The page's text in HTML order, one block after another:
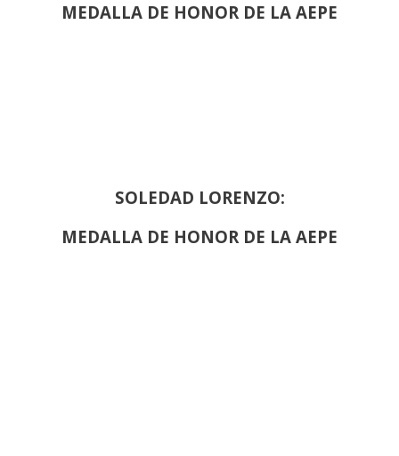
MEDALLA DE HONOR DE LA AEPE
SOLEDAD LORENZO:
MEDALLA DE HONOR DE LA AEPE